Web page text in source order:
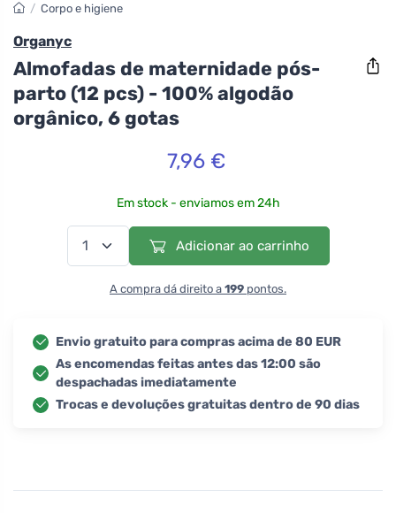
/ Corpo e higiene
Organyc
Almofadas de maternidade pós-
parto (12 pcs) - 100% algodão
orgânico, 6 gotas
7,96 €
Em stock - enviamos em 24h
Adicionar ao carrinho
A compra dá direito a 199 pontos.
Envio gratuito para compras acima de 80 EUR
As encomendas feitas antes das 12:00 são
despachadas imediatamente
Trocas e devoluções gratuitas dentro de 90 dias